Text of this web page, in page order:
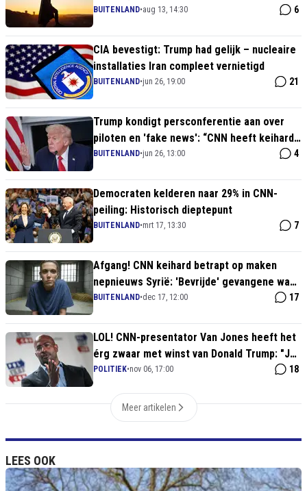
BUITENLAND•aug 13, 14:30 6
CIA bevestigt: Trump had gelijk – nucleaire
installaties Iran compleet vernietigd
BUITENLAND•jun 26, 19:00 21
Trump kondigt persconferentie aan over
piloten en 'fake news': “CNN heeft keihard
gelogen”
BUITENLAND•jun 26, 13:00 4
Democraten kelderen naar 29% in CNN-
peiling: Historisch dieptepunt
BUITENLAND•mrt 17, 13:30 7
Afgang! CNN keihard betrapt op maken
nepnieuws Syrië: 'Bevrijde' gevangene was
Assad-crimineel
BUITENLAND•dec 17, 12:00 17
LOL! CNN-presentator Van Jones heeft het
érg zwaar met winst van Donald Trump: "Je
transkind is gebruikt als springplank!"
POLITIEK•nov 06, 17:00 18
Meer artikelen
LEES OOK